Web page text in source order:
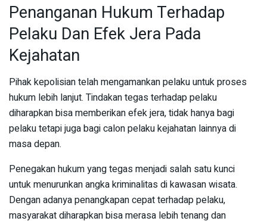
Penanganan Hukum Terhadap
Pelaku Dan Efek Jera Pada
Kejahatan
Pihak kepolisian telah mengamankan pelaku untuk proses
hukum lebih lanjut. Tindakan tegas terhadap pelaku
diharapkan bisa memberikan efek jera, tidak hanya bagi
pelaku tetapi juga bagi calon pelaku kejahatan lainnya di
masa depan.
Penegakan hukum yang tegas menjadi salah satu kunci
untuk menurunkan angka kriminalitas di kawasan wisata.
Dengan adanya penangkapan cepat terhadap pelaku,
masyarakat diharapkan bisa merasa lebih tenang dan